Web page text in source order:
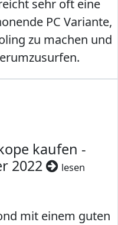
sehr oft eine
PC Variante,
zu machen und
kaufen -
2022
lesen
mit einem guten